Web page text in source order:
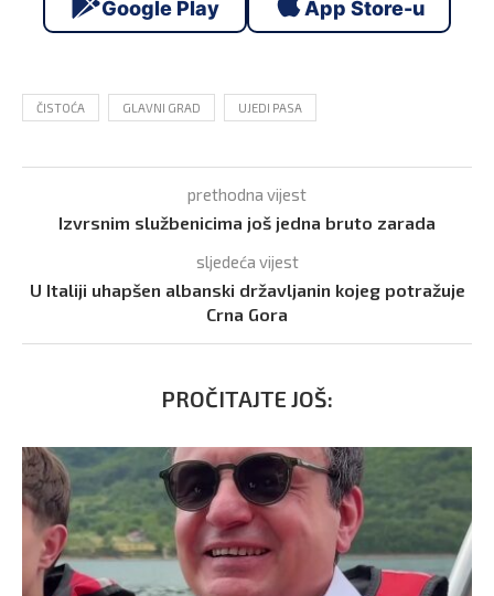
Google Play App Store-u
ČISTOĆA GLAVNI GRAD UJEDI PASA
prethodna vijest
Izvrsnim službenicima još jedna bruto zarada
sljedeća vijest
U Italiji uhapšen albanski državljanin kojeg potražuje
Crna Gora
PROČITAJTE JOŠ: